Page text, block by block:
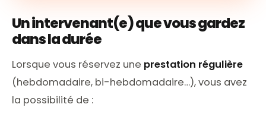
Un intervenant(e) que vous gardez
dans la durée
Lorsque vous réservez une prestation régulière
(hebdomadaire, bi-hebdomadaire…), vous avez
la possibilité de :